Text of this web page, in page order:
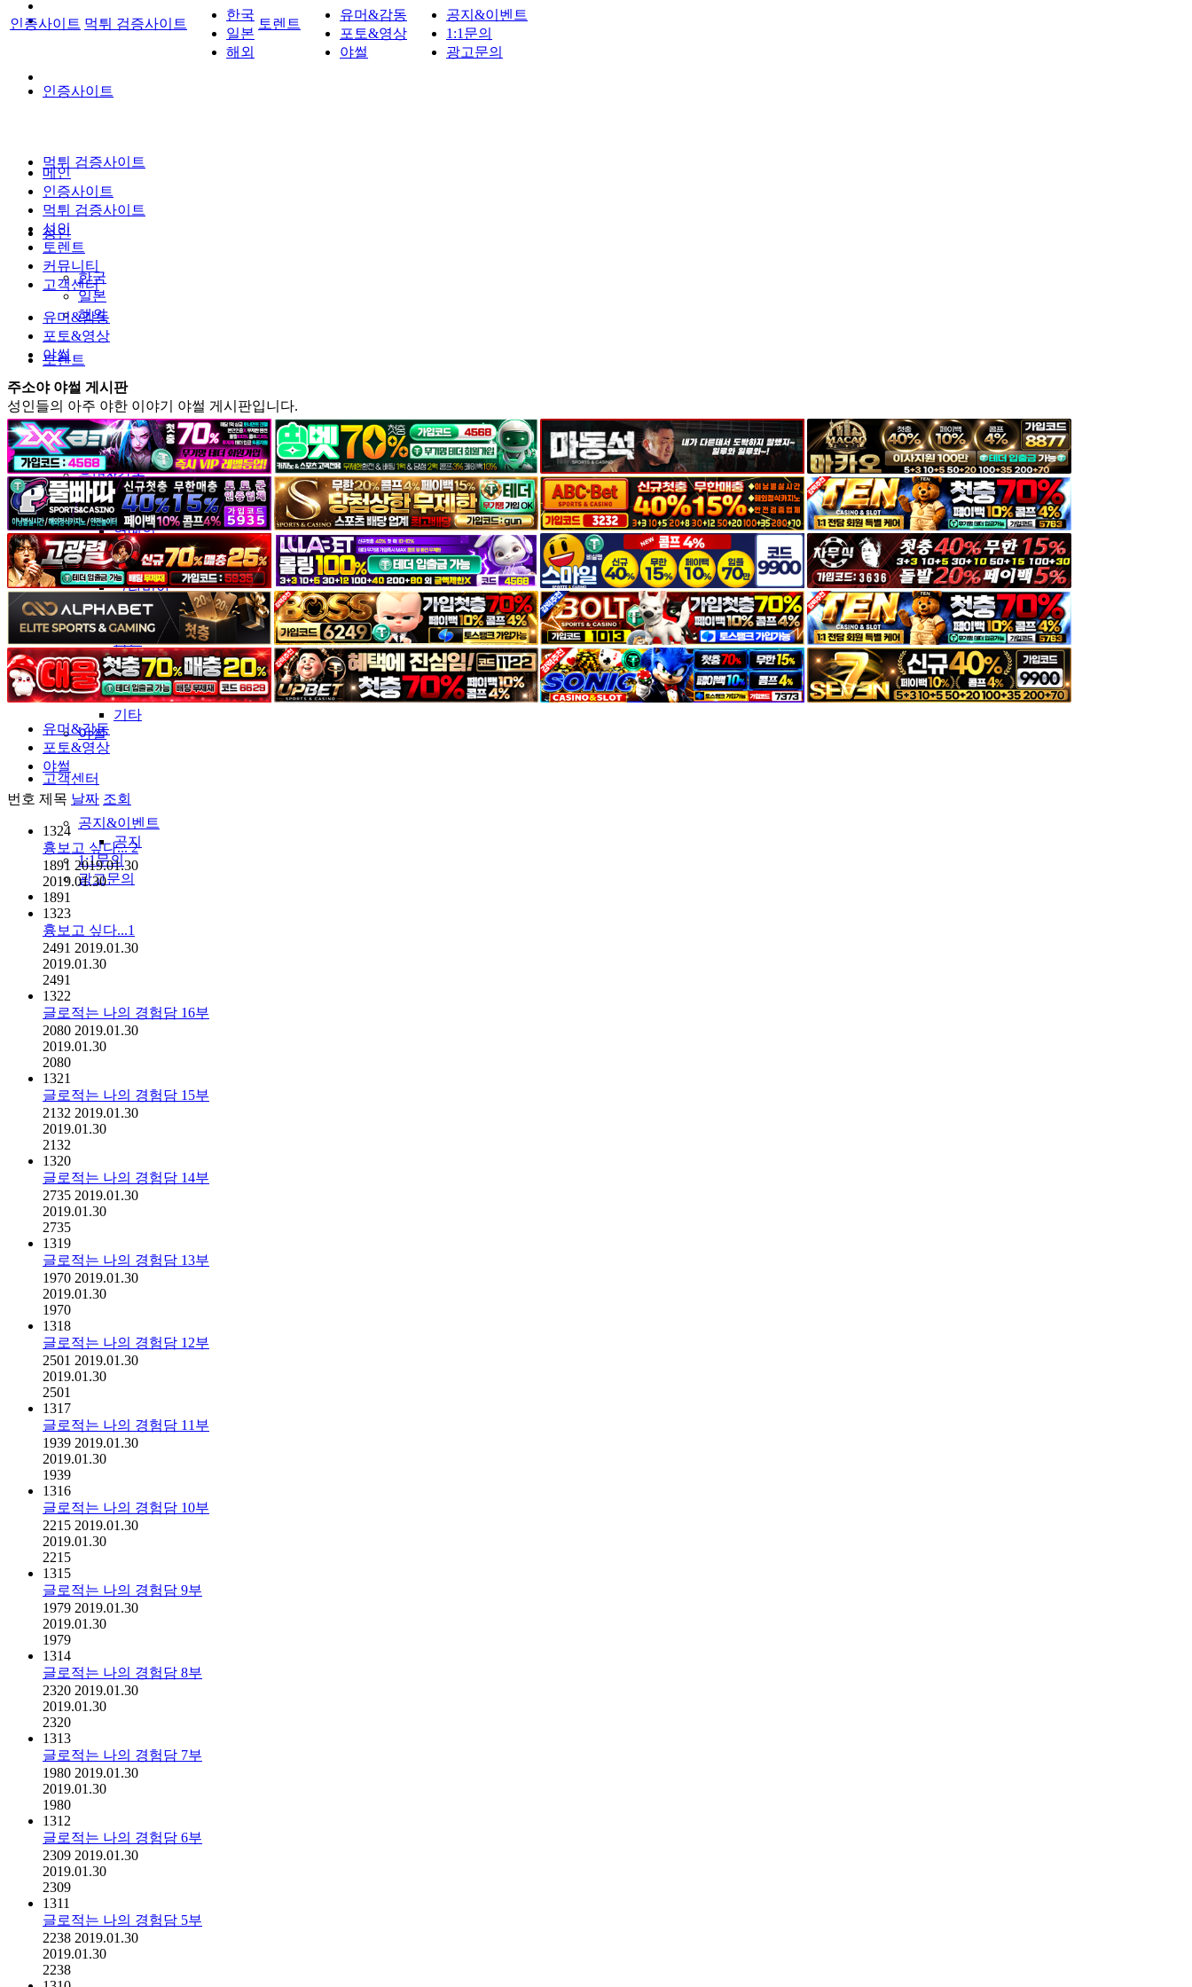
인증사이트
먹튀 검증사이트
성인
한국
일본
해외
토렌트
커뮤니티
유머&감동
포토&영상
일반인
연예인
서양
모델
그라비아
코스프레
BJ
품번
후방주의
움짤
스포츠
기타
야썰
고객센터
공지&이벤트
공지
1:1문의
광고문의
인증사이트 먹튀 검증사이트
한국
일본
해외
토렌트
유머&감동
포토&영상
야썰
공지&이벤트
1:1문의
광고문의
메인
인증사이트
먹튀 검증사이트
성인
토렌트
커뮤니티
고객센터
유머&감동
포토&영상
야썰
주소야 야썰 게시판
성인들의 아주 야한 이야기 야썰 게시판입니다.
유머&감동
포토&영상
야썰
번호 제목 날짜 조회
1324
흉보고 싶다... 2
1891 2019.01.30
2019.01.30
1891
1323
흉보고 싶다...1
2491 2019.01.30
2019.01.30
2491
1322
글로적는 나의 경험담 16부
2080 2019.01.30
2019.01.30
2080
1321
글로적는 나의 경험담 15부
2132 2019.01.30
2019.01.30
2132
1320
글로적는 나의 경험담 14부
2735 2019.01.30
2019.01.30
2735
1319
글로적는 나의 경험담 13부
1970 2019.01.30
2019.01.30
1970
1318
글로적는 나의 경험담 12부
2501 2019.01.30
2019.01.30
2501
1317
글로적는 나의 경험담 11부
1939 2019.01.30
2019.01.30
1939
1316
글로적는 나의 경험담 10부
2215 2019.01.30
2019.01.30
2215
1315
글로적는 나의 경험담 9부
1979 2019.01.30
2019.01.30
1979
1314
글로적는 나의 경험담 8부
2320 2019.01.30
2019.01.30
2320
1313
글로적는 나의 경험담 7부
1980 2019.01.30
2019.01.30
1980
1312
글로적는 나의 경험담 6부
2309 2019.01.30
2019.01.30
2309
1311
글로적는 나의 경험담 5부
2238 2019.01.30
2019.01.30
2238